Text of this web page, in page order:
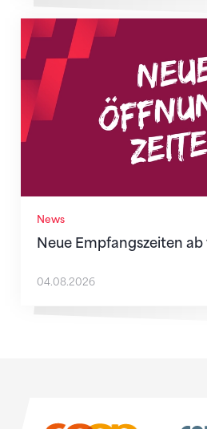
News
Neue Empfangszeiten ab
Neue Empfangszeiten ab 1.
04.08.2026